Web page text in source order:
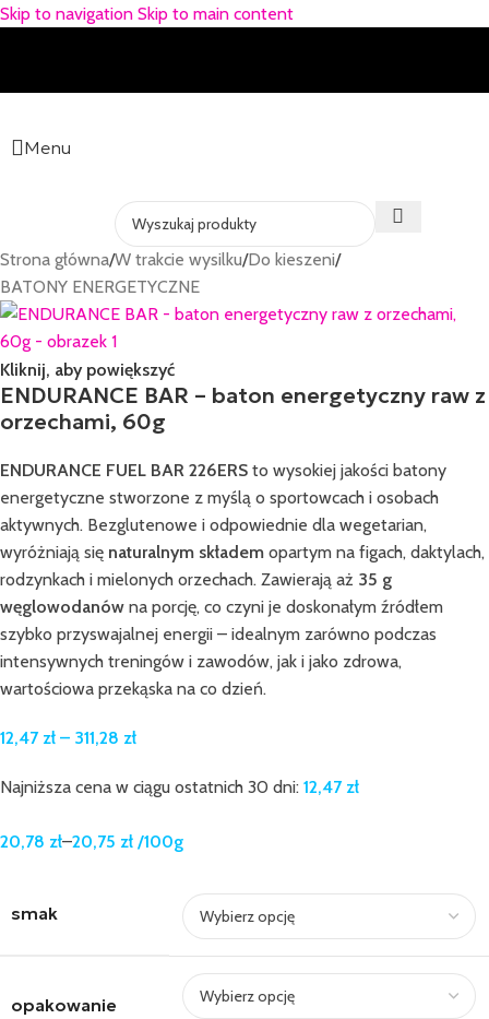
Skip to navigation Skip to main content
Menu
Strona główna/W trakcie wysilku/Do kieszeni/
BATONY ENERGETYCZNE
Kliknij, aby powiększyć
ENDURANCE BAR – baton energetyczny raw z
orzechami, 60g
ENDURANCE FUEL BAR 226ERS to wysokiej jakości batony
energetyczne stworzone z myślą o sportowcach i osobach
aktywnych. Bezglutenowe i odpowiednie dla wegetarian,
wyróżniają się naturalnym składem opartym na figach, daktylach,
rodzynkach i mielonych orzechach. Zawierają aż 35 g
węglowodanów na porcję, co czyni je doskonałym źródłem
szybko przyswajalnej energii – idealnym zarówno podczas
intensywnych treningów i zawodów, jak i jako zdrowa,
wartościowa przekąska na co dzień.
12,47 zł – 311,28 zł
Najniższa cena w ciągu ostatnich 30 dni: 12,47 zł
20,78 zł–20,75 zł /100g
smak
opakowanie